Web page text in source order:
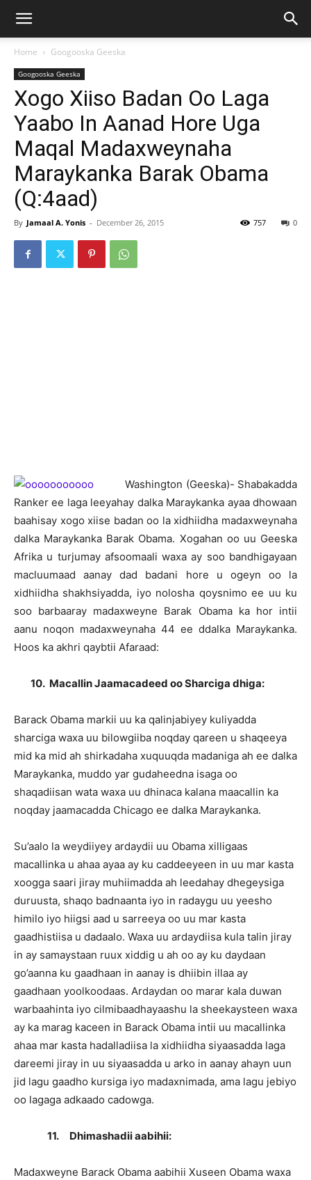
Home Googooska Geeska
Googooska Geeska
Xogo Xiiso Badan Oo Laga
Yaabo In Aanad Hore Uga
Maqal Madaxweynaha
Maraykanka Barak Obama
(Q:4aad)
By Jamaal A. Yonis - December 26, 2015 0
757
Washington (Geeska)- Shabakadda
Ranker ee laga leeyahay dalka Maraykanka ayaa dhowaan
baahisay xogo xiise badan oo la xidhiidha madaxweynaha
dalka Maraykanka Barak Obama. Xogahan oo uu Geeska
Afrika u turjumay afsoomaali waxa ay soo bandhigayaan
macluumaad aanay dad badani hore u ogeyn oo la
xidhiidha shakhsiyadda, iyo nolosha qoysnimo ee uu ku
soo barbaaray madaxweyne Barak Obama ka hor intii
aanu noqon madaxweynaha 44 ee ddalka Maraykanka.
Hoos ka akhri qaybtii Afaraad:
10. Macallin Jaamacadeed oo Sharciga dhiga:
Barack Obama markii uu ka qalinjabiyey kuliyadda
sharciga waxa uu bilowgiiba noqday qareen u shaqeeya
mid ka mid ah shirkadaha xuquuqda madaniga ah ee dalka
Maraykanka, muddo yar gudaheedna isaga oo
shaqadiisan wata waxa uu dhinaca kalana maacallin ka
noqday jaamacadda Chicago ee dalka Maraykanka.
Su’aalo la weydiiyey ardaydii uu Obama xilligaas
macallinka u ahaa ayaa ay ku caddeeyeen in uu mar kasta
xoogga saari jiray muhiimadda ah leedahay dhegeysiga
duruusta, shaqo badnaanta iyo in radaygu uu yeesho
himilo iyo hiigsi aad u sarreeya oo uu mar kasta
gaadhistiisa u dadaalo. Waxa uu ardaydiisa kula talin jiray
in ay samaystaan ruux xiddig u ah oo ay ku daydaan
go’aanna ku gaadhaan in aanay is dhiibin illaa ay
gaadhaan yoolkoodaas. Ardaydan oo marar kala duwan
warbaahinta iyo cilmibaadhayaashu la sheekaysteen waxa
ay ka marag kaceen in Barack Obama intii uu macallinka
ahaa mar kasta hadalladiisa la xidhiidha siyaasadda laga
dareemi jiray in uu siyaasadda u arko in aanay ahayn uun
jid lagu gaadho kursiga iyo madaxnimada, ama lagu jebiyo
oo lagaga adkaado cadowga.
11. Dhimashadii aabihii:
Madaxweyne Barack Obama aabihii Xuseen Obama waxa